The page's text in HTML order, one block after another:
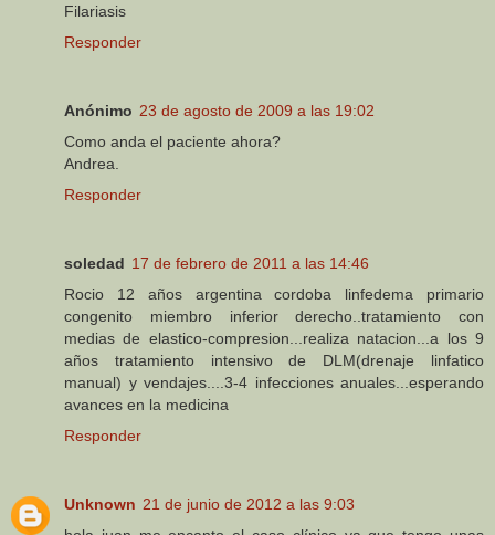
Filariasis
Responder
Anónimo 23 de agosto de 2009 a las 19:02
Como anda el paciente ahora?
Andrea.
Responder
soledad 17 de febrero de 2011 a las 14:46
Rocio 12 años argentina cordoba linfedema primario
congenito miembro inferior derecho..tratamiento con
medias de elastico-compresion...realiza natacion...a los 9
años tratamiento intensivo de DLM(drenaje linfatico
manual) y vendajes....3-4 infecciones anuales...esperando
avances en la medicina
Responder
Unknown 21 de junio de 2012 a las 9:03